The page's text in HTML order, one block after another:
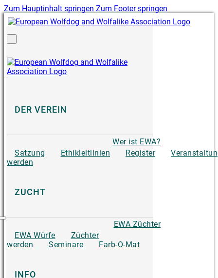
Zum Hauptinhalt springen Zum Footer springen
DER VEREIN
Wer ist EWA?
Satzung
Ethikleitlinien Register
werden
ZUCHT
EWA Züchter
EWA Würfe
Züchter
werden
Seminare Farb-O-Mat
INFO